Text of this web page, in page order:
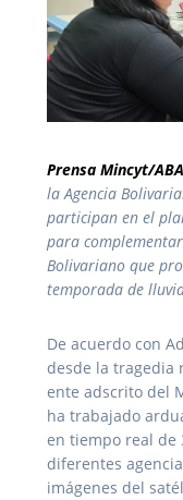
Prensa Mincyt/
la Agencia
participan en el
para
Bolivariano que
temporada de
De acuerdo con
desde la tragedia
ente adscrito del
ha trabajado
en tiempo real de
diferentes
imágenes del